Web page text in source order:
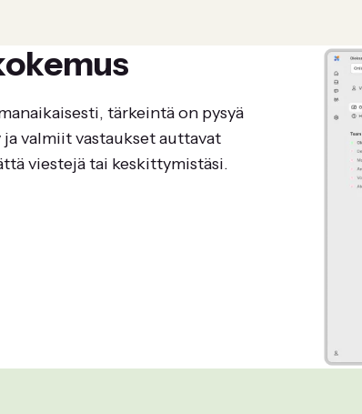
tärkeintä on pysyä
valmiit vastaukset auttavat
viestejä tai keskittymistäsi.